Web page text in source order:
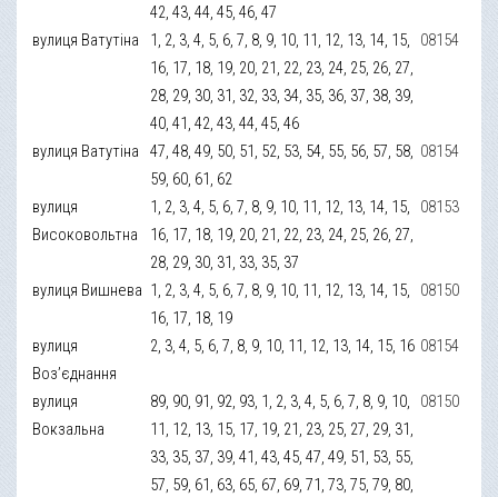
42, 43, 44, 45, 46, 47
вулиця Ватутіна
1, 2, 3, 4, 5, 6, 7, 8, 9, 10, 11, 12, 13, 14, 15,
16, 17, 18, 19, 20, 21, 22, 23, 24, 25, 26, 27,
28, 29, 30, 31, 32, 33, 34, 35, 36, 37, 38, 39,
40, 41, 42, 43, 44, 45, 46
08154
вулиця Ватутіна
47, 48, 49, 50, 51, 52, 53, 54, 55, 56, 57, 58,
59, 60, 61, 62
08154
вулиця
Високовольтна
1, 2, 3, 4, 5, 6, 7, 8, 9, 10, 11, 12, 13, 14, 15,
16, 17, 18, 19, 20, 21, 22, 23, 24, 25, 26, 27,
28, 29, 30, 31, 33, 35, 37
08153
вулиця Вишнева 1, 2, 3, 4, 5, 6, 7, 8, 9, 10, 11, 12, 13, 14, 15,
16, 17, 18, 19
08150
вулиця
Воз’єднання
2, 3, 4, 5, 6, 7, 8, 9, 10, 11, 12, 13, 14, 15, 16 08154
вулиця
Вокзальна
89, 90, 91, 92, 93, 1, 2, 3, 4, 5, 6, 7, 8, 9, 10,
11, 12, 13, 15, 17, 19, 21, 23, 25, 27, 29, 31,
33, 35, 37, 39, 41, 43, 45, 47, 49, 51, 53, 55,
57, 59, 61, 63, 65, 67, 69, 71, 73, 75, 79, 80,
08150